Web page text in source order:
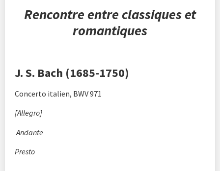
Rencontre entre classiques et
romantiques
J. S. Bach (1685-1750)
Concerto italien, BWV 971
[Allegro]
Andante
Presto